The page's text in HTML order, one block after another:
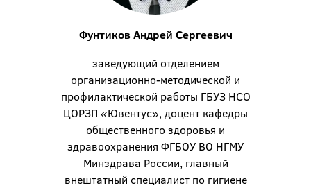
Фунтиков Андрей Сергеевич
заведующий отделением
организационно-методической и
профилактической работы ГБУЗ НСО
ЦОРЗП «Ювентус», доцент кафедры
общественного здоровья и
здравоохранения ФГБОУ ВО НГМУ
Минздрава России, главный
внештатный специалист по гигиене